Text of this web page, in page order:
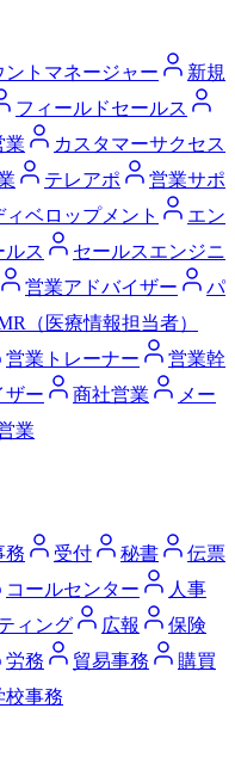
ントマネージャー
新規
フィールドセールス
業
カスタマーサクセス
テレアポ
営業サポ
ィベロップメント
エン
ルス
セールスエンジニ
営業アドバイザー
パ
（医療情報担当者）
営業トレーナー
営業幹
ザー 商社営業
メー
業
務 受付 秘書
伝票
コールセンター
人事
ィング 広報
保険
労務 貿易事務
購買
校事務